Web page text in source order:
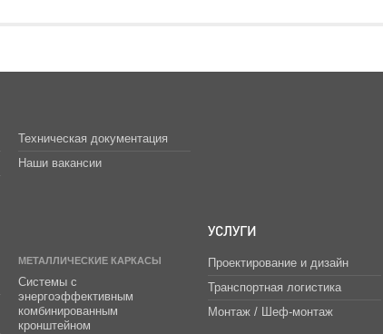
Техническая документация
Наши вакансии
МЕТАЛЛИЧЕСКИЕ КАРКАСЫ
Системы с
энергоэффективным
комбинированным
кронштейном
УСЛУГИ
Проектирование и дизайн
Транспортная логистика
Монтаж / Шеф-монтаж